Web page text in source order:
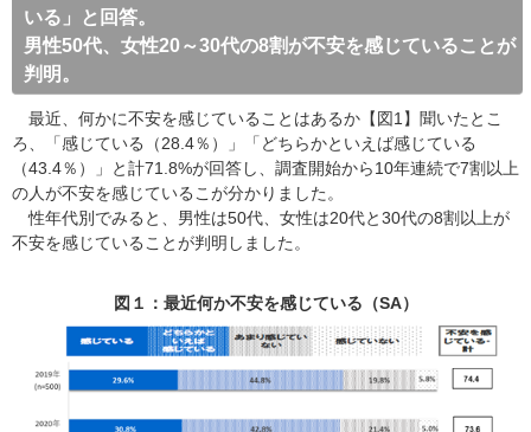
いる」と回答。
男性50代、女性20～30代の8割が不安を感じていることが
判明。
最近、何かに不安を感じていることはあるか【図1】聞いたとこ
ろ、「感じている（28.4％）」「どちらかといえば感じている
（43.4％）」と計71.8%が回答し、調査開始から10年連続で7割以上
の人が不安を感じているこが分かりました。
性年代別でみると、男性は50代、女性は20代と30代の8割以上が
不安を感じていることが判明しました。
図１：最近何か不安を感じている（SA）